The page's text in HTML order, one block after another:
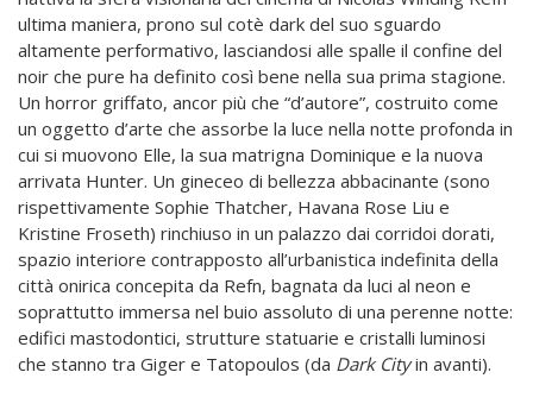
ultima maniera, prono sul cotè dark del suo sguardo
altamente performativo, lasciandosi alle spalle il confine del
noir che pure ha definito così bene nella sua prima stagione.
Un horror griffato, ancor più che “d’autore”, costruito come
un oggetto d’arte che assorbe la luce nella notte profonda in
cui si muovono Elle, la sua matrigna Dominique e la nuova
arrivata Hunter. Un gineceo di bellezza abbacinante (sono
rispettivamente Sophie Thatcher, Havana Rose Liu e
Kristine Froseth) rinchiuso in un palazzo dai corridoi dorati,
spazio interiore contrapposto all’urbanistica indefinita della
città onirica concepita da Refn, bagnata da luci al neon e
soprattutto immersa nel buio assoluto di una perenne notte:
edifici mastodontici, strutture statuarie e cristalli luminosi
che stanno tra Giger e Tatopoulos (da Dark Cityin avanti).